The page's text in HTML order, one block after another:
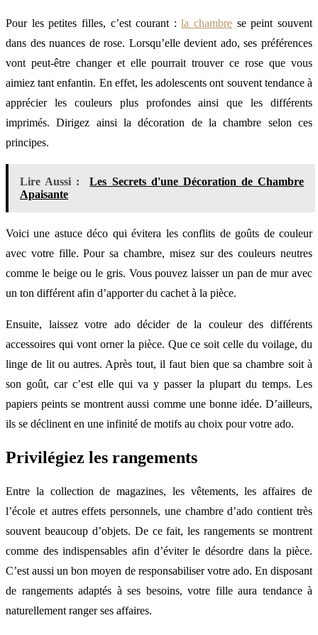
Pour les petites filles, c’est courant :la chambre se peint souvent
dans des nuances de rose. Lorsqu’elle devient ado, ses préférences
vont peut-être changer et elle pourrait trouver ce rose que vous
aimiez tant enfantin. En effet, les adolescents ont souvent tendance à
apprécier les couleurs plus profondes ainsi que les différents
imprimés. Dirigez ainsi la décoration de la chambre selon ces
principes.
Lire Aussi :
Les Secrets d'une Décoration de Chambre
Apaisante
Voici une astuce déco qui évitera les conflits de goûts de couleur
avec votre fille. Pour sa chambre, misez sur des couleurs neutres
comme le beige ou le gris. Vous pouvez laisser un pan de mur avec
un ton différent afin d’apporter du cachet à la pièce.
Ensuite, laissez votre ado décider de la couleur des différents
accessoires qui vont orner la pièce. Que ce soit celle du voilage, du
linge de lit ou autres. Après tout, il faut bien que sa chambre soit à
son goût, car c’est elle qui va y passer la plupart du temps. Les
papiers peints se montrent aussi comme une bonne idée. D’ailleurs,
ils se déclinent en une infinité de motifs au choix pour votre ado.
Privilégiez les rangements
Entre la collection de magazines, les vêtements, les affaires de
l’école et autres effets personnels, une chambre d’ado contient très
souvent beaucoup d’objets. De ce fait, les rangements se montrent
comme des indispensables afin d’éviter le désordre dans la pièce.
C’est aussi un bon moyen de responsabiliser votre ado. En disposant
de rangements adaptés à ses besoins, votre fille aura tendance à
naturellement ranger ses affaires.